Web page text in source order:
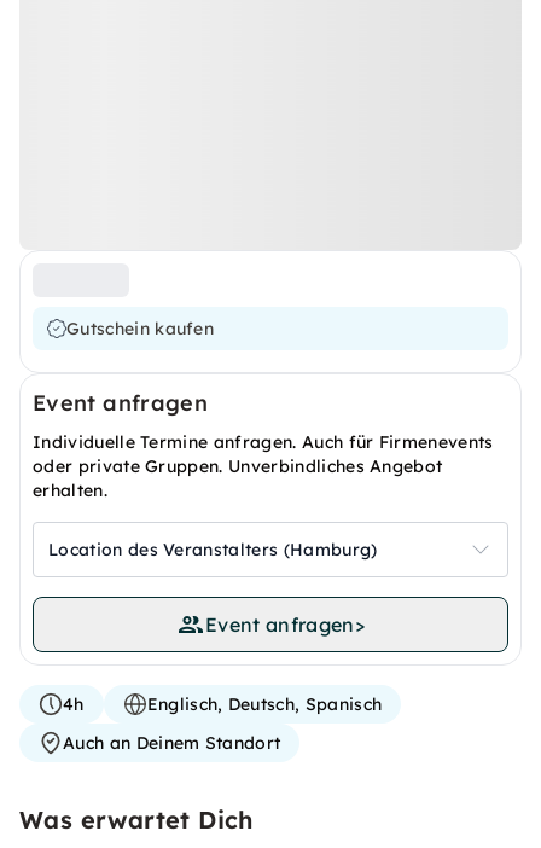
Gutschein kaufen
Event anfragen
Individuelle Termine anfragen. Auch für Firmenevents
oder private Gruppen. Unverbindliches Angebot
erhalten.
Location des Veranstalters (Hamburg)
Event anfragen>
4h
Englisch, Deutsch, Spanisch
Auch an Deinem Standort
Was erwartet Dich